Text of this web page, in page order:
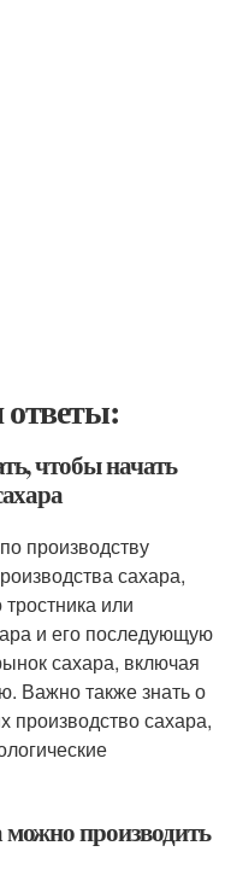
чтобы начать
производству
сахара,
или
и его последующую
сахара, включая
Важно также знать о
производство сахара,
производить